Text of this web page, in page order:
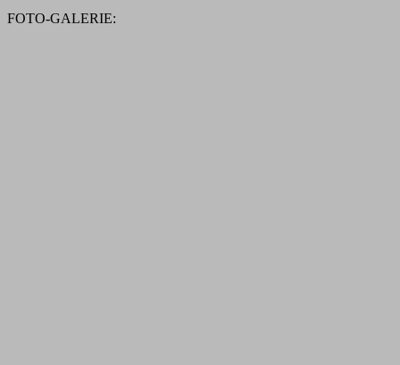
FOTO-GALERIE: